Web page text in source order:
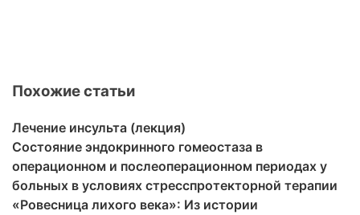
Похожие статьи
Лечение инсульта (лекция)
Состояние эндокринного гомеостаза в
операционном и послеоперационном периодах у
больных в условиях стресспротекторной терапии
«Ровесница лихого века»: Из истории